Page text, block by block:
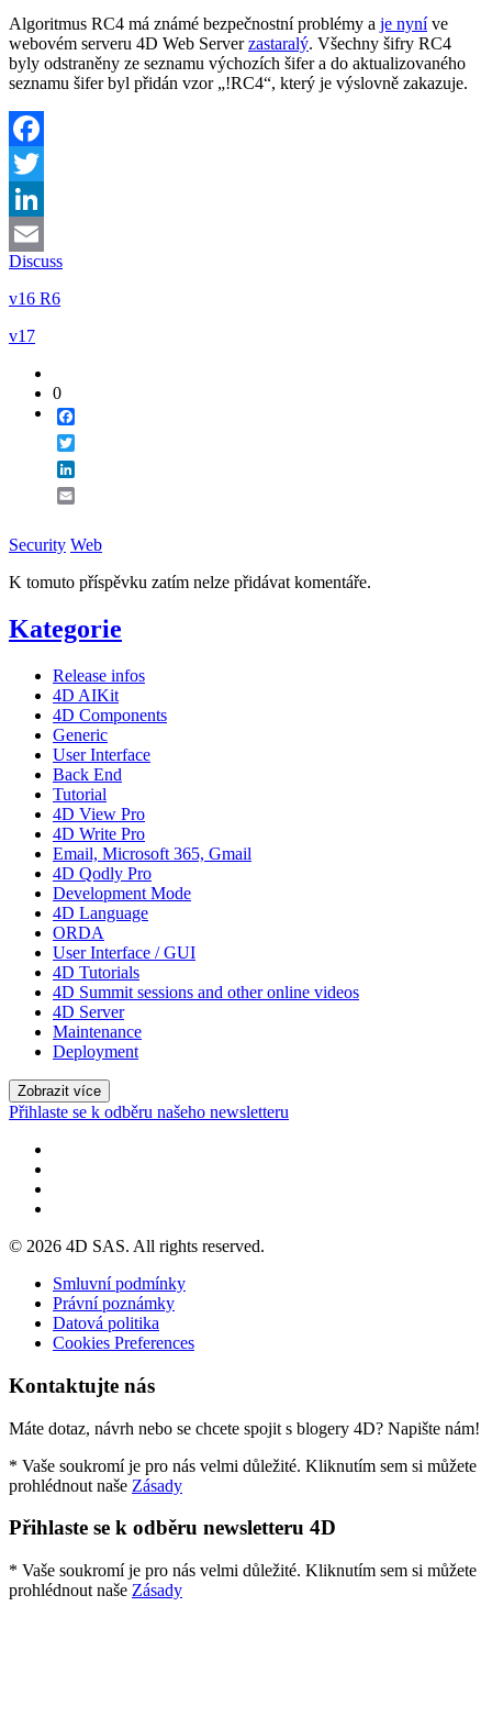
Algoritmus RC4 má známé bezpečnostní problémy a je nyníve
webovém serveru 4D Web Serverzastaralý. Všechny šifry RC4
byly odstraněny ze seznamu výchozích šifer a do aktualizovaného
seznamu šifer byl přidán vzor „!RC4“, který je výslovně zakazuje.
Facebook
Twitter
LinkedIn
Email
Discuss
v16 R6
v17
0
Security Web
K tomuto příspěvku zatím nelze přidávat komentáře.
Kategorie
Release infos
4D AIKit
4D Components
Generic
User Interface
Back End
Tutorial
4D View Pro
4D Write Pro
Email, Microsoft 365, Gmail
4D Qodly Pro
Development Mode
4D Language
ORDA
User Interface / GUI
4D Tutorials
4D Summit sessions and other online videos
4D Server
Maintenance
Deployment
Zobrazit více
Přihlaste se k odběru našeho newsletteru
© 2026 4D SAS. All rights reserved.
Smluvní podmínky
Právní poznámky
Datová politika
Cookies Preferences
Kontaktujte nás
Máte dotaz, návrh nebo se chcete spojit s blogery 4D? Napište nám!
* Vaše soukromí je pro nás velmi důležité. Kliknutím sem si můžete
prohlédnout naše Zásady
Přihlaste se k odběru newsletteru 4D
* Vaše soukromí je pro nás velmi důležité. Kliknutím sem si můžete
prohlédnout naše Zásady